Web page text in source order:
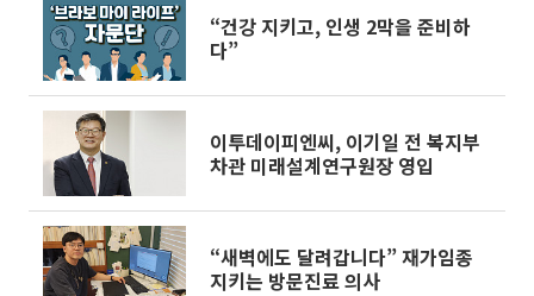
“건강 지키고, 인생 2막을 준비하
다”
이투데이피엔씨, 이기일 전 복지부
차관 미래설계연구원장 영입
“새벽에도 달려갑니다” 재가임종
지키는 방문진료 의사